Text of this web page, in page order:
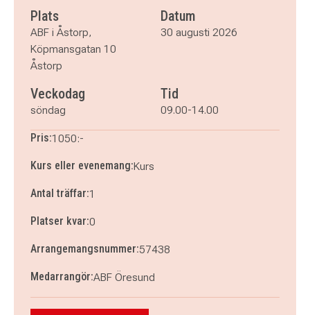
Plats
ABF i Åstorp,
Köpmansgatan 10
Åstorp
Datum
30 augusti 2026
Veckodag
söndag
Tid
09.00-14.00
Pris:1050:-
Kurs eller evenemang:Kurs
Antal träffar:1
Platser kvar:0
Arrangemangsnummer:57438
Medarrangör:ABF Öresund